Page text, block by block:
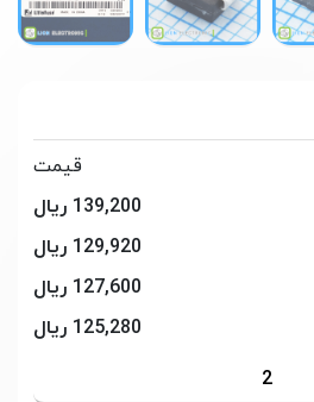
قیمت
139,200 ریال
129,920 ریال
127,600 ریال
125,280 ریال